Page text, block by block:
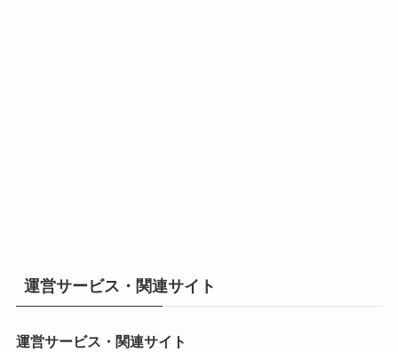
運営サービス・関連サイト
運営サービス・関連サイト